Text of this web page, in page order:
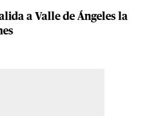
a Valle de Ángeles la